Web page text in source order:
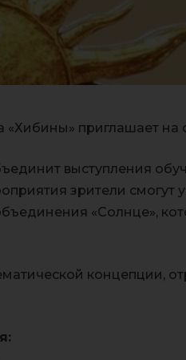
«Хибины» приглашает на
выступления
зрители смогут
«Солнце»,
концепции,